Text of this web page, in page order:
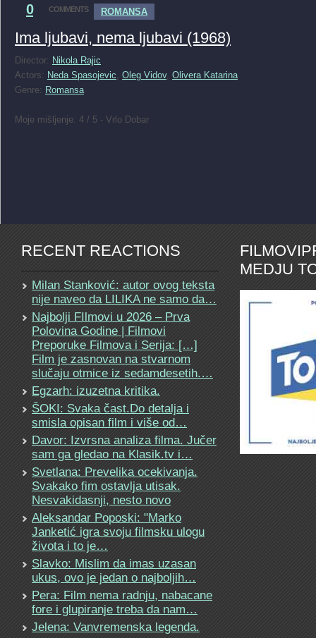
0 COMMENTS ROMANSA
Ima ljubavi, nema ljubavi (1968)
Director: Nikola Rajic
Actors: Neda Spasojevic Oleg Vidov, Olivera Katarina
Genre: Romansa
Moje mišljenje: 4 / 5 - Vrlo Dobar
RECENT REACTIONS
Milan Stanković: autor ovog teksta
nije naveo da LILIKA ne samo da…
Najbolji FIlmovi u 2026 – Prva
Polovina Godine | Filmovi
Preporuke Filmova i Serija: […]
Film je zasnovan na stvarnom
slučaju otmice iz sedamdesetih.…
Egzarh: izuzetna kritika.
ŠOKI: Svaka čast.Do detalja i
smisla opisan film i više od…
Davor: Izvrsna analiza filma. Jučer
sam ga gledao na Klasik.tv i…
Svetlana: Prevelika ocekivanja.
Svakako fim ostavlja utisak.
Nesvakidasnji, nesto novo
Aleksandar Poposki: "Marko
Janketić igra svoju filmsku ulogu
života i to je…
Slavko: Mislim da imas uzasan
ukus, ovo je jedan o najboljih…
Pera: Film nema radnju, nabacane
fore i glupiranje treba da nam…
Jelena: Vanvremenska legenda.
MEDJU